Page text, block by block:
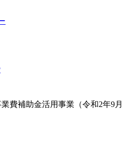
費補助金活用事業（令和2年9月